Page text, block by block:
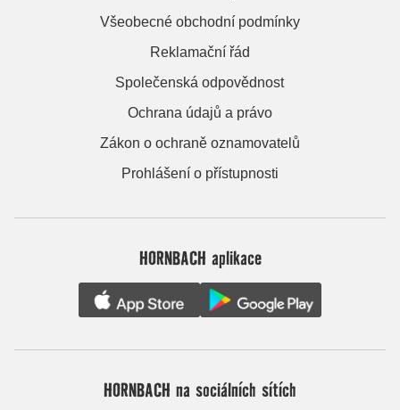
Všeobecné obchodní podmínky
Reklamační řád
Společenská odpovědnost
Ochrana údajů a právo
Zákon o ochraně oznamovatelů
Prohlášení o přístupnosti
HORNBACH aplikace
HORNBACH na sociálních sítích